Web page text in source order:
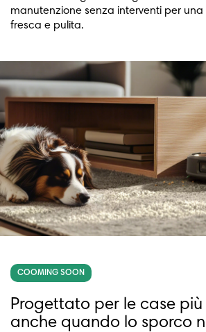
manutenzione senza interventi per
fresca e pulita.
COOMING SOON
Progettato per le case
anche quando lo sporco